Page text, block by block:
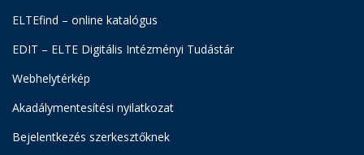
ELTEfind – online katalógus
EDIT – ELTE Digitális Intézményi Tudástár
Webhelytérkép
Akadálymentesítési nyilatkozat
Bejelentkezés szerkesztőknek